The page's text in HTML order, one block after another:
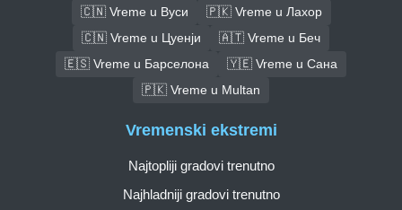
🇨🇳 Vreme u Вуси
🇵🇰 Vreme u Лахор
🇨🇳 Vreme u Цуенји
🇦🇹 Vreme u Беч
🇪🇸 Vreme u Барселона
🇾🇪 Vreme u Сана
🇵🇰 Vreme u Multan
Vremenski ekstremi
Najtopliji gradovi trenutno
Najhladniji gradovi trenutno